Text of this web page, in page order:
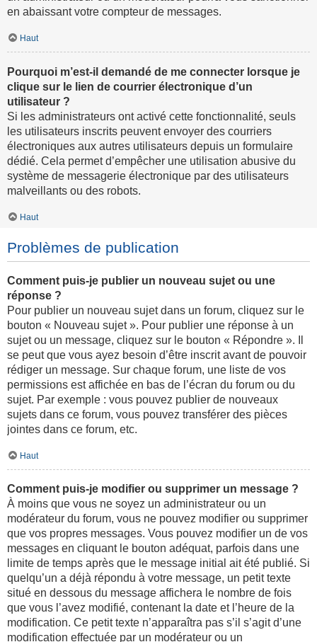
en abaissant votre compteur de messages.
Haut
Pourquoi m’est-il demandé de me connecter lorsque je
clique sur le lien de courrier électronique d’un
utilisateur ?
Si les administrateurs ont activé cette fonctionnalité, seuls
les utilisateurs inscrits peuvent envoyer des courriers
électroniques aux autres utilisateurs depuis un formulaire
dédié. Cela permet d’empêcher une utilisation abusive du
système de messagerie électronique par des utilisateurs
malveillants ou des robots.
Haut
Problèmes de publication
Comment puis-je publier un nouveau sujet ou une
réponse ?
Pour publier un nouveau sujet dans un forum, cliquez sur le
bouton « Nouveau sujet ». Pour publier une réponse à un
sujet ou un message, cliquez sur le bouton « Répondre ». Il
se peut que vous ayez besoin d’être inscrit avant de pouvoir
rédiger un message. Sur chaque forum, une liste de vos
permissions est affichée en bas de l’écran du forum ou du
sujet. Par exemple : vous pouvez publier de nouveaux
sujets dans ce forum, vous pouvez transférer des pièces
jointes dans ce forum, etc.
Haut
Comment puis-je modifier ou supprimer un message ?
À moins que vous ne soyez un administrateur ou un
modérateur du forum, vous ne pouvez modifier ou supprimer
que vos propres messages. Vous pouvez modifier un de vos
messages en cliquant le bouton adéquat, parfois dans une
limite de temps après que le message initial ait été publié. Si
quelqu’un a déjà répondu à votre message, un petit texte
situé en dessous du message affichera le nombre de fois
que vous l’avez modifié, contenant la date et l’heure de la
modification. Ce petit texte n’apparaîtra pas s’il s’agit d’une
modification effectuée par un modérateur ou un